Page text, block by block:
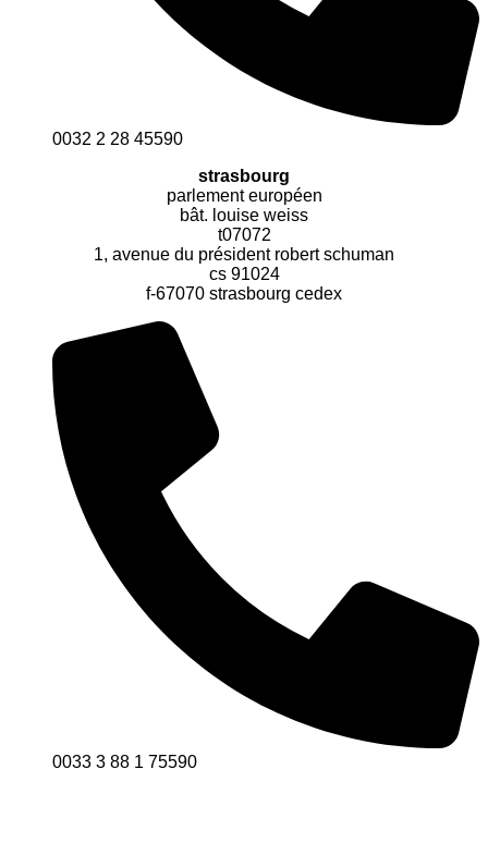
0032 2 28 45590
strasbourg
parlement européen
bât. louise weiss
t07072
1, avenue du président robert schuman
cs 91024
f-67070 strasbourg cedex
0033 3 88 1 75590